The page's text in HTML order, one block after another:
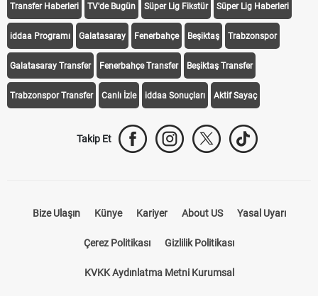
Transfer Haberleri TV'de Bugün Süper Lig Fikstür Süper Lig Haberleri
iddaa Programı Galatasaray Fenerbahçe Beşiktaş Trabzonspor
Galatasaray Transfer Fenerbahçe Transfer Beşiktaş Transfer
Trabzonspor Transfer Canlı İzle iddaa Sonuçları Aktif Sayaç
Takip Et
Bize Ulaşın Künye Kariyer About US Yasal Uyarı
Çerez Politikası Gizlilik Politikası
KVKK Aydınlatma Metni Kurumsal